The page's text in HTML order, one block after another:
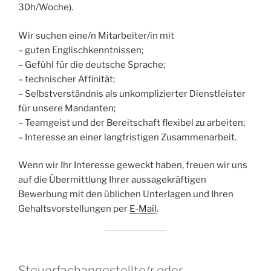
30h/Woche).
Wir suchen eine/n Mitarbeiter/in mit
– guten Englischkenntnissen;
– Gefühl für die deutsche Sprache;
– technischer Affinität;
– Selbstverständnis als unkomplizierter Dienstleister
für unsere Mandanten;
– Teamgeist und der Bereitschaft flexibel zu arbeiten;
– Interesse an einer langfristigen Zusammenarbeit.
Wenn wir Ihr Interesse geweckt haben, freuen wir uns
auf die Übermittlung Ihrer aussagekräftigen
Bewerbung mit den üblichen Unterlagen und Ihren
Gehaltsvorstellungen per E-Mail.